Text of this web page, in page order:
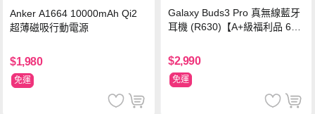
Anker A1664 10000mAh Qi2
超薄磁吸行動電源
$1,980
免運
Galaxy Buds3 Pro 真無線藍牙
耳機 (R630)【A+級福利品 6個
$2,990
免運